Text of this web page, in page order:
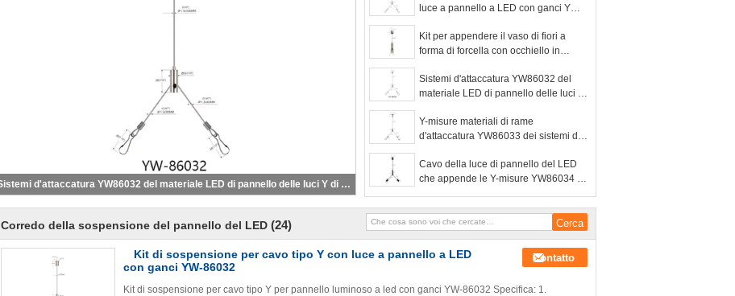
Y-misure materiali di rame d'attaccatura YW86033 dei sistemi del cavo del soffitto delle luci di pannello del LED
luce a pannello a LED con ganci YW-
Kit per appendere il vaso di fiori a
forma di forcella con occhiello in
Sistemi d'attaccatura YW86032 del
materiale LED di pannello delle luci Y
Y-misure materiali di rame
d'attaccatura YW86033 dei sistemi del
del LED
Cavo della luce di pannello del LED
che appende le Y-misure YW86034 di
Corredo della sospensione del pannello del LED (24)
Kit di sospensione per cavo tipo Y con luce a pannello a LED
con ganci YW-86032
Contatto
Kit di sospensione per cavo tipo Y per pannello luminoso a led con ganci YW-86032 Specifica: 1.